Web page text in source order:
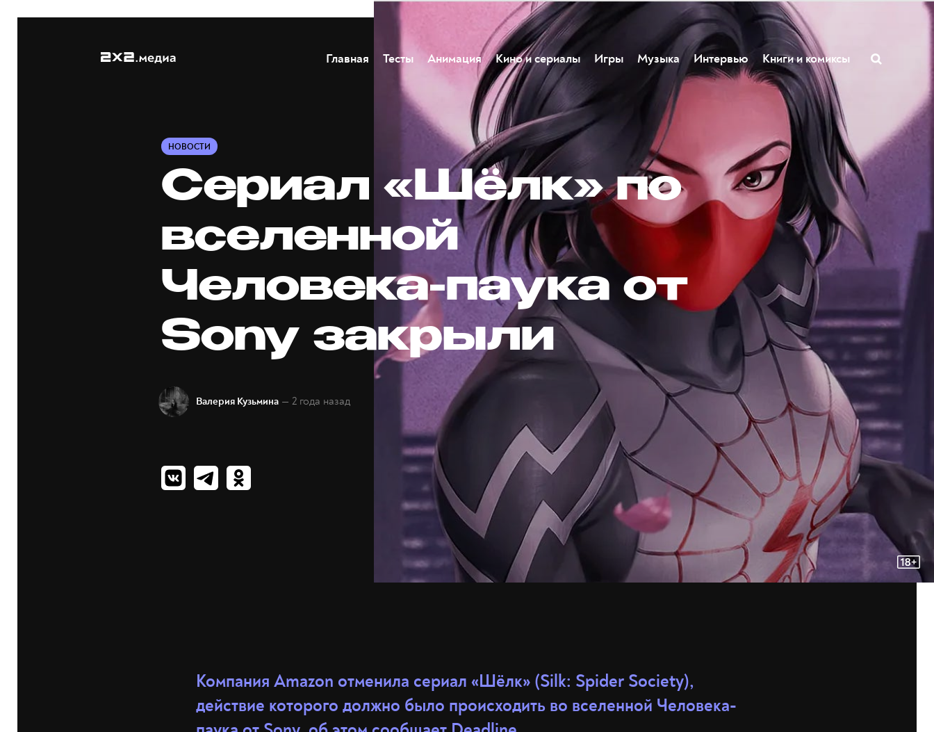
Главная Тесты Анимация Кино и сериалы Игры Музыка Интервью Книги и комиксы
НОВОСТИ
Сериал «Шёлк» по
вселенной
Человека-паука от
Sony закрыли
Валерия Кузьмина — 2 года назад
Компания Amazon отменила сериал «Шёлк» (Silk: Spider Society),
действие которого должно было происходить во вселенной Человека-